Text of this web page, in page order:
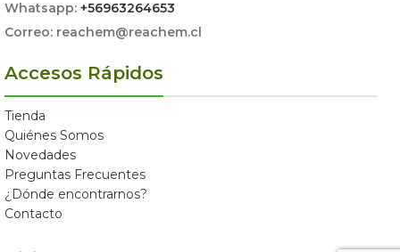
Whatsapp: +56963264653
Correo: reachem@reachem.cl
Accesos Rápidos
Tienda
Quiénes Somos
Novedades
Preguntas Frecuentes
¿Dónde encontrarnos?
Contacto